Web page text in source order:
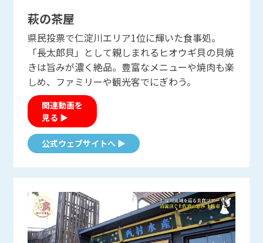
萩の茶屋
県民投票で仁淀川エリア1位に輝いた食事処。
「長太郎貝」として親しまれるヒオウギ貝の貝焼
きは旨みが濃く絶品。豊富なメニューや焼肉も楽
しめ、ファミリーや観光客でにぎわう。
関連動画を
見る ▶
公式ウェブサイトへ ▶
西村水産